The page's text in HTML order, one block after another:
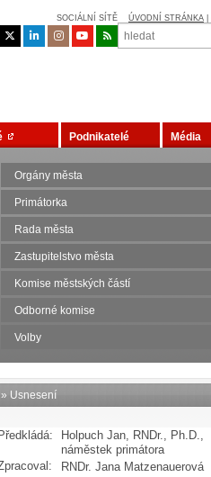
SOCIÁLNÍ SÍTĚ ÚVODNÍ STRÁNKA
Podnikatelé Média
Orgány města
Primátorka
Rada města
Zastupitelstvo města
Komise městských částí
Odborné komise
Volby
» Usnesení
Předkládá:
Holpuch Jan, RNDr., Ph.D.,
náměstek primátora
RNDr. Jana Matzenauerová